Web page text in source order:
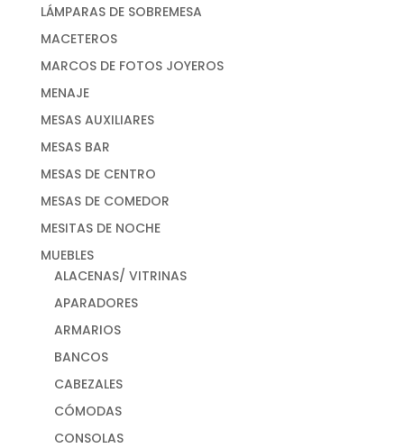
LÁMPARAS DE SOBREMESA
MACETEROS
MARCOS DE FOTOS JOYEROS
MENAJE
MESAS AUXILIARES
MESAS BAR
MESAS DE CENTRO
MESAS DE COMEDOR
MESITAS DE NOCHE
MUEBLES
ALACENAS/ VITRINAS
APARADORES
ARMARIOS
BANCOS
CABEZALES
CÓMODAS
CONSOLAS